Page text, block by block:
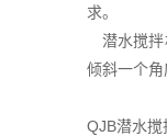
求。
潜水搅拌
倾斜一个
QJB潜水